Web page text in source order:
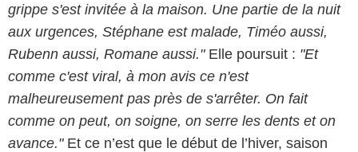
grippe s'est invitée à la maison. Une partie de la nuit
aux urgences, Stéphane est malade, Timéo aussi,
Rubenn aussi, Romane aussi."Elle poursuit : "Et
comme c'est viral, à mon avis ce n'est
malheureusement pas près de s'arrêter. On fait
comme on peut, on soigne, on serre les dents et on
avance."Et ce n’est que le début de l’hiver, saison